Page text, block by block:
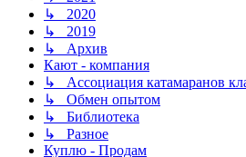
↳ 2020
↳ 2019
↳ Архив
Кают - компания
↳ Ассоциация катамаранов
↳ Обмен опытом
↳ Библиотека
↳ Разное
Куплю - Продам